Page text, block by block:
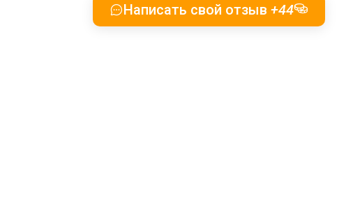
Написать свой отзыв +44